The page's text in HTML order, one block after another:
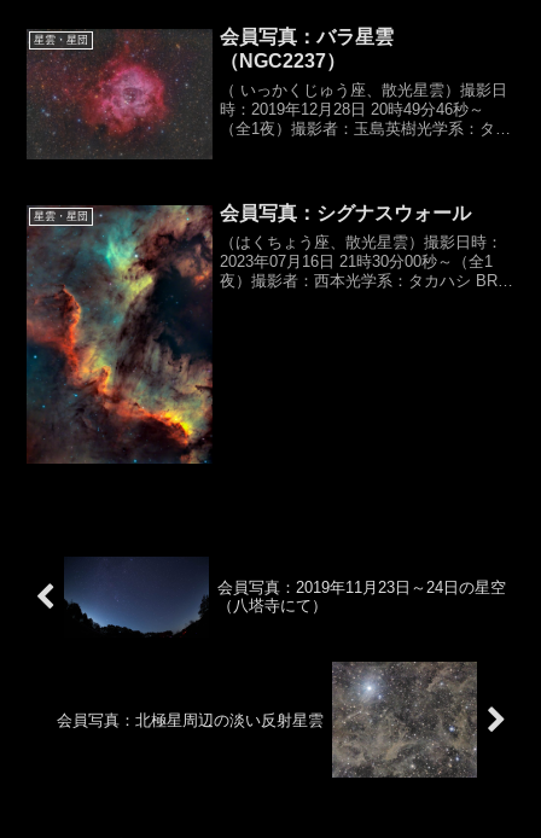
星雲・星団
会員写真：バラ星雲
（NGC2237）
（ いっかくじゅう座、散光星雲）撮影日
時：2019年12月28日 20時49分46秒～
（全1夜）撮影者：玉島英樹光学系：タカ
星雲・星団 会員写真：シグナスウォール
（はくちょう座、散光星雲）撮影日時：
2023年07月16日 21時30分00秒～（全1
夜）撮影者：西本光学系：タカハシ BRC-
会員写真：2019年11月23日～24日の星空
（八塔寺にて）
会員写真：北極星周辺の淡い反射星雲